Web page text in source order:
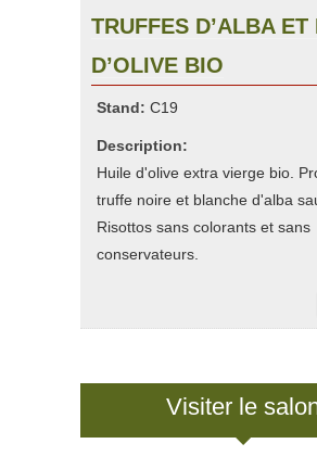
TRUFFES D’ALBA ET
D’OLIVE BIO
Stand: C19
Description:
Huile d'olive extra vierge bio.
truffe noire et blanche d'alba
Risottos sans colorants et sans
conservateurs.
Visiter le